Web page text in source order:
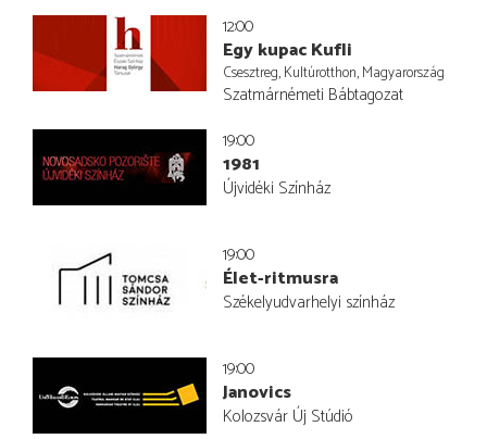
12:00
Egy kupac Kufli
Csesztreg, Kultúrotthon, Magyarország
Szatmárnémeti Bábtagozat
19:00
1981
Újvidéki Színház
19:00
Élet-ritmusra
Székelyudvarhelyi színház
19:00
Janovics
Kolozsvár Új Stúdió